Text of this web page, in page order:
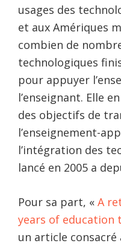
usages des
et aux Amériques
combien de
technologiques
pour appuyer
l’enseignant. Elle
des objectifs de
l’enseignement-
l’intégration des
lancé en 2005 a
Pour sa part, « A
years of education
un article consacré